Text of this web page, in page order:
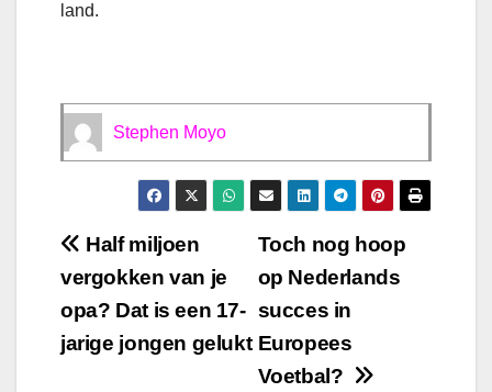
land.
Stephen Moyo
Bericht
navigatie
Toch nog hoop
op Nederlands
succes in
Europees
Voetbal?
Half miljoen
vergokken van je
opa? Dat is een 17-
jarige jongen gelukt